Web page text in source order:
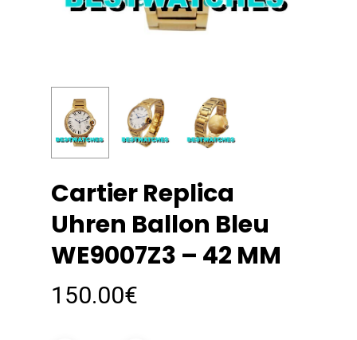
Cartier Replica
Uhren Ballon Bleu
WE9007Z3 – 42 MM
150.00€